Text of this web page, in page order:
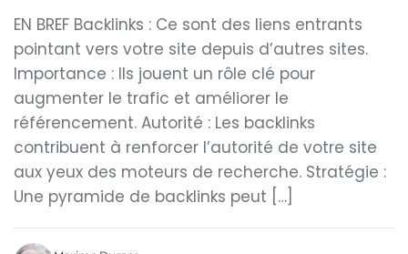
EN BREF Backlinks : Ce sont des liens entrants
pointant vers votre site depuis d’autres sites.
Importance : Ils jouent un rôle clé pour
augmenter le trafic et améliorer le
référencement. Autorité : Les backlinks
contribuent à renforcer l’autorité de votre site
aux yeux des moteurs de recherche. Stratégie :
Une pyramide de backlinks peut […]